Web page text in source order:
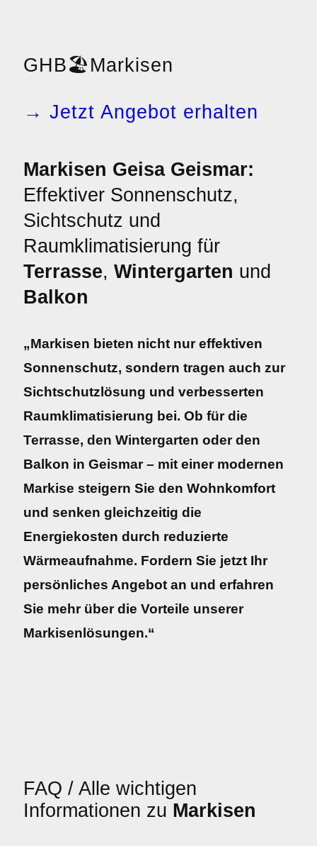
GHB🏖️ Markisen
→ Jetzt Angebot erhalten
Markisen Geisa Geismar:
Effektiver Sonnenschutz,
Sichtschutz und
Raumklimatisierung für
Terrasse, Wintergarten und
Balkon
„Markisen bieten nicht nur effektiven
Sonnenschutz, sondern tragen auch zur
Sichtschutzlösung und verbesserten
Raumklimatisierung bei. Ob für die
Terrasse, den Wintergarten oder den
Balkon in Geismar – mit einer modernen
Markise steigern Sie den Wohnkomfort
und senken gleichzeitig die
Energiekosten durch reduzierte
Wärmeaufnahme. Fordern Sie jetzt Ihr
persönliches Angebot an und erfahren
Sie mehr über die Vorteile unserer
Markisenlösungen.“
FAQ / Alle wichtigen
Informationen zu Markisen